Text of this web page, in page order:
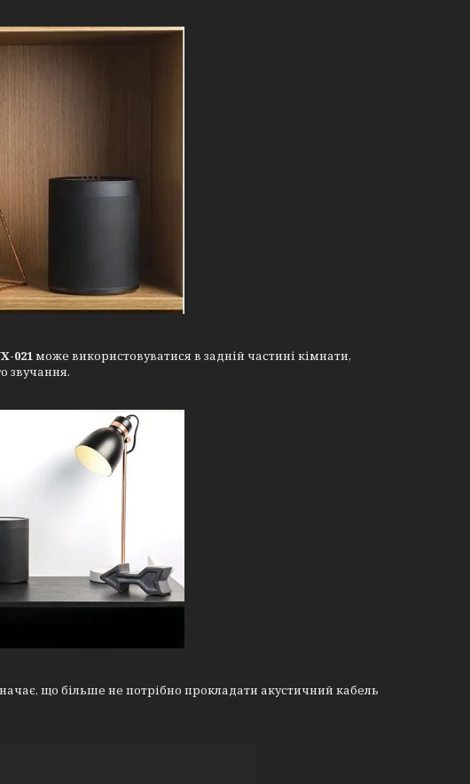
021може використовуватися в задній частині кімнати,
звучання.
що більше не потрібно прокладати акустичний кабель